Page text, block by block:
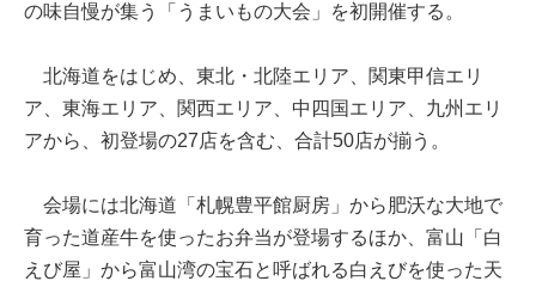
の味自慢が集う「うまいもの大会」を初開催する。
北海道をはじめ、東北・北陸エリア、関東甲信エリ
ア、東海エリア、関西エリア、中四国エリア、九州エリ
アから、初登場の27店を含む、合計50店が揃う。
会場には北海道「札幌豊平館厨房」から肥沃な大地で
育った道産牛を使ったお弁当が登場するほか、富山「白
えび屋」から富山湾の宝石と呼ばれる白えびを使った天